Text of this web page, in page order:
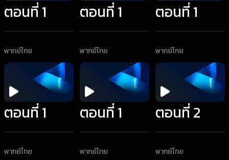
ตอนที่ 1
พากย์ไทย
ตอนที่ 1
พากย์ไทย
ตอนที่ 1
พากย์ไทย
ตอนที่ 1
พากย์ไทย
ตอนที่ 1
พากย์ไทย
ตอนที่ 2
พากย์ไทย